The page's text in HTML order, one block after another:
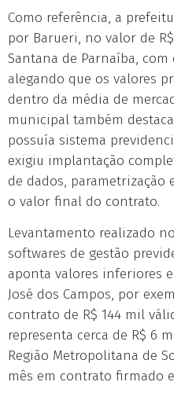
Como referência, a
por Barueri, no valor de
Santana de Parnaíba, com
alegando que os valores
dentro da média de
municipal também
possuía sistema
exigiu implantação
de dados,
o valor final do contrato.
Levantamento realizado
softwares de gestão
aponta valores inferiores
José dos Campos, por
contrato de R$ 144 mil
representa cerca de R$ 6
Região Metropolitana de
mês em contrato firmado